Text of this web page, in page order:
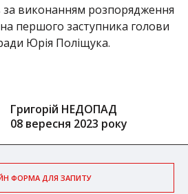
виконанням розпорядження
першого заступника голови
Юрія Поліщука.
Григорій НЕДОПАД
08 вересня 2023 року
ФОРМА ДЛЯ ЗАПИТУ